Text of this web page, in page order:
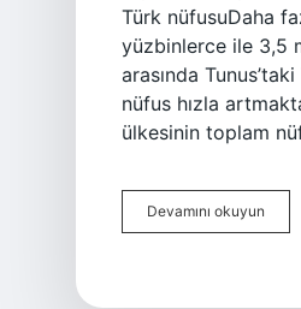
Türk nüfusuDaha
yüzbinlerce ile 3,5
arasında
nüfus hızla
ülkesinin toplam
Devamını okuyun
Milyon